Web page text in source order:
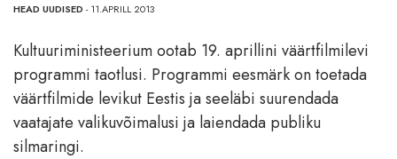
HEAD UUDISED - 11.APRILL 2013
Kultuuriministeerium ootab 19. aprillini väärtfilmilevi
programmi taotlusi. Programmi eesmärk on toetada
väärtfilmide levikut Eestis ja seeläbi suurendada
vaatajate valikuvõimalusi ja laiendada publiku
silmaringi.